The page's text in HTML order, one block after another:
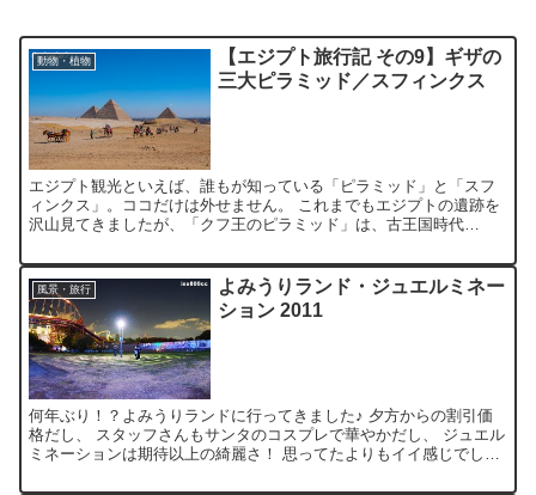
動物・植物
【エジプト旅行記 その9】ギザの
三大ピラミッド／スフィンクス
エジプト観光といえば、誰もが知っている「ピラミッド」と「スフ
ィンクス」。ココだけは外せません。 これまでもエジプトの遺跡を
沢山見てきましたが、「クフ王のピラミッド」は、古王国時代
風景・旅行
よみうりランド・ジュエルミネー
ション 2011
何年ぶり！？よみうりランドに行ってきました♪ 夕方からの割引価
格だし、 スタッフさんもサンタのコスプレで華やかだし、 ジュエル
ミネーションは期待以上の綺麗さ！ 思ってたよりもイイ感じでした